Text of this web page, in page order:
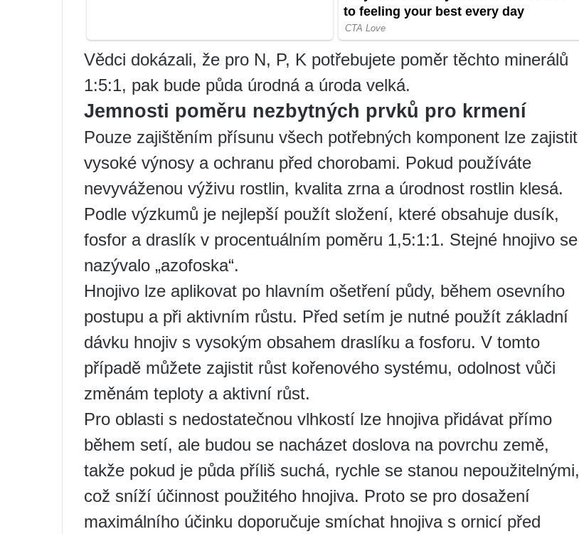
Vědci dokázali, že pro N, P, K potřebujete poměr těchto minerálů
1:5:1, pak bude půda úrodná a úroda velká.
Jemnosti poměru nezbytných prvků pro krmení
Pouze zajištěním přísunu všech potřebných komponent lze zajistit
vysoké výnosy a ochranu před chorobami. Pokud používáte
nevyváženou výživu rostlin, kvalita zrna a úrodnost rostlin klesá.
Podle výzkumů je nejlepší použít složení, které obsahuje dusík,
fosfor a draslík v procentuálním poměru 1,5:1:1. Stejné hnojivo se
nazývalo „azofoska“.
Hnojivo lze aplikovat po hlavním ošetření půdy, během osevního
postupu a při aktivním růstu. Před setím je nutné použít základní
dávku hnojiv s vysokým obsahem draslíku a fosforu. V tomto
případě můžete zajistit růst kořenového systému, odolnost vůči
změnám teploty a aktivní růst.
Pro oblasti s nedostatečnou vlhkostí lze hnojiva přidávat přímo
během setí, ale budou se nacházet doslova na povrchu země,
takže pokud je půda příliš suchá, rychle se stanou nepoužitelnými,
což sníží účinnost použitého hnojiva. Proto se pro dosažení
maximálního účinku doporučuje smíchat hnojiva s ornicí před